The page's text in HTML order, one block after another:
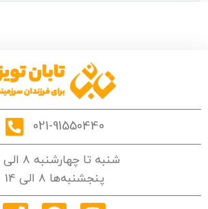
021-91550440
شنبه تا چهارشنبه 8 الی 17
پنجشنبه‌ها 8 الی 14